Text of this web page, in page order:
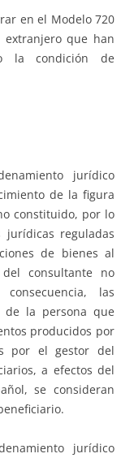
en el Modelo 720
que han
la condición de
jurídico
de la figura
constituido, por lo
reguladas
de bienes al
consultante no
las
de la persona que
producidos por
por el gestor del
a efectos del
se consideran
jurídico